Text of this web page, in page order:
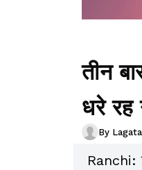
तीन
धरे
By
Ranchi: